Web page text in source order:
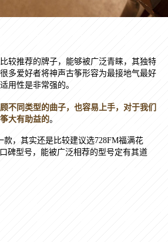
较推荐的牌子，能够被广泛青睐，其独特
多爱好者将神声古筝形容为最接地气最好
用性是非常强的。
不同类型的曲子，也容易上手，对于我们
大有助益的。
款，其实还是比较建议选728FM福满花
碑型号，能被广泛相荐的型号定有其道